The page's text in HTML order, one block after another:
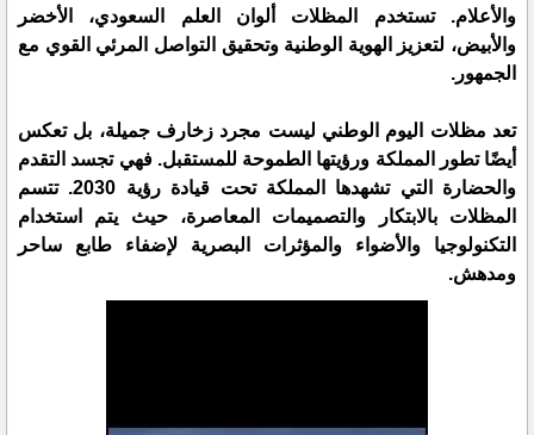
والأعلام. تستخدم المظلات ألوان العلم السعودي، الأخضر
والأبيض، لتعزيز الهوية الوطنية وتحقيق التواصل المرئي القوي مع
الجمهور.
تعد مظلات اليوم الوطني ليست مجرد زخارف جميلة، بل تعكس
أيضًا تطور المملكة ورؤيتها الطموحة للمستقبل. فهي تجسد التقدم
والحضارة التي تشهدها المملكة تحت قيادة رؤية 2030. تتسم
المظلات بالابتكار والتصميمات المعاصرة، حيث يتم استخدام
التكنولوجيا والأضواء والمؤثرات البصرية لإضفاء طابع ساحر
ومدهش.